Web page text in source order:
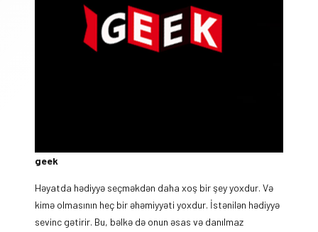
geek
Həyatda hədiyyə seçməkdən daha xoş bir şey yoxdur. Və
kimə olmasının heç bir əhəmiyyəti yoxdur. İstənilən hədiyyə
sevinc gətirir. Bu, bəlkə də onun əsas və danılmaz